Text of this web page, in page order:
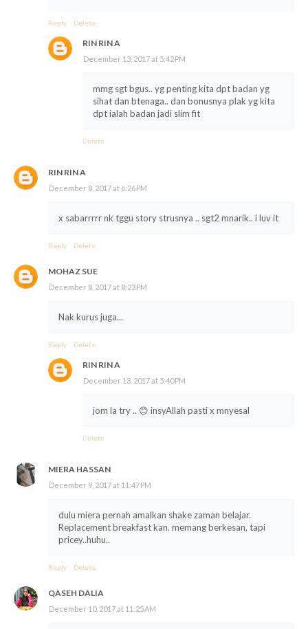
Reply Delete
RIN RIN A
December 13, 2017 at 5:42 PM
mmg sgt bgus.. yg penting kita dpt badan yg
sihat dan btenaga.. dan bonusnya plak yg kita
dpt ialah badan jadi slim fit
Delete
RIN RIN A
December 8, 2017 at 6:26 PM
x sabarrrrr nk tggu story strusnya .. sgt2 mnarik.. i luv it
Reply Delete
MOHAZ SUE
December 8, 2017 at 8:23 PM
Nak kurus juga...
Reply Delete
RIN RIN A
December 13, 2017 at 5:40 PM
jom la try .. 😊 insyAllah pasti x mnyesal
Delete
MIERA HASSAN
December 9, 2017 at 11:47 PM
dulu miera pernah amalkan shake zaman belajar.
Replacement breakfast kan. memang berkesan, tapi
pricey..huhu..
Reply Delete
QASEH DALIA
December 10, 2017 at 11:25 AM